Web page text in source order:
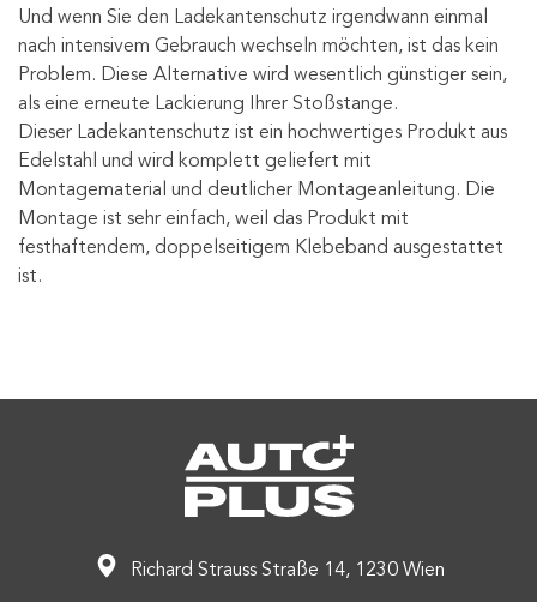
Und wenn Sie den Ladekantenschutz irgendwann einmal
nach intensivem Gebrauch wechseln möchten, ist das kein
Problem. Diese Alternative wird wesentlich günstiger sein,
als eine erneute Lackierung Ihrer Stoßstange.
Dieser Ladekantenschutz ist ein hochwertiges Produkt aus
Edelstahl und wird komplett geliefert mit
Montagematerial und deutlicher Montageanleitung. Die
Montage ist sehr einfach, weil das Produkt mit
festhaftendem, doppelseitigem Klebeband ausgestattet
ist.
Richard Strauss Straße 14, 1230 Wien